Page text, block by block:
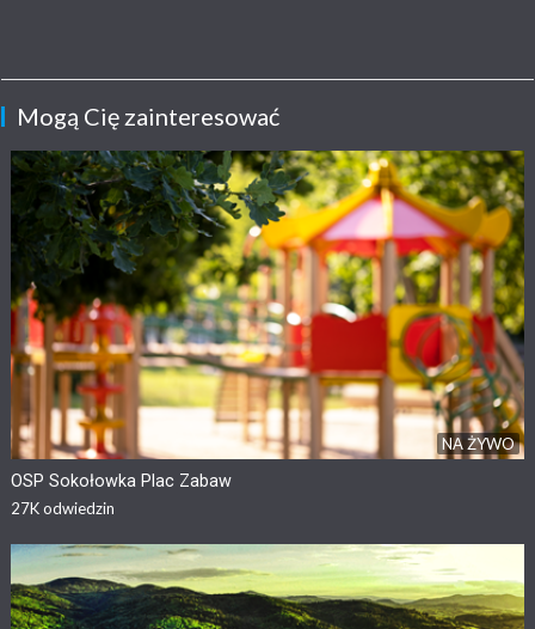
Mogą Cię zainteresować
NA ŻYWO
OSP Sokołowka Plac Zabaw
27Kodwiedzin